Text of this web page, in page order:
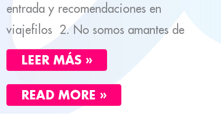
entrada y recomendaciones en
viajefilos 2. No somos amantes de
LEER MÁS »
READ MORE »